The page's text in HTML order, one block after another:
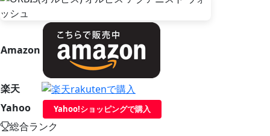
Amazon
楽天
Yahoo
Yahoo!ショッピングで購入
総合ランク